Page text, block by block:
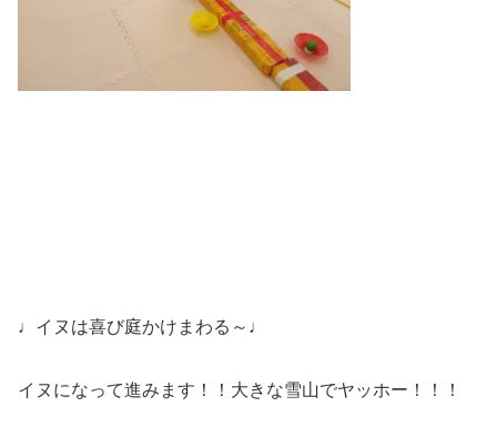
♩イヌは喜び庭かけまわる～♩
イヌになって進みます！！大きな雪山でヤッホー！！！